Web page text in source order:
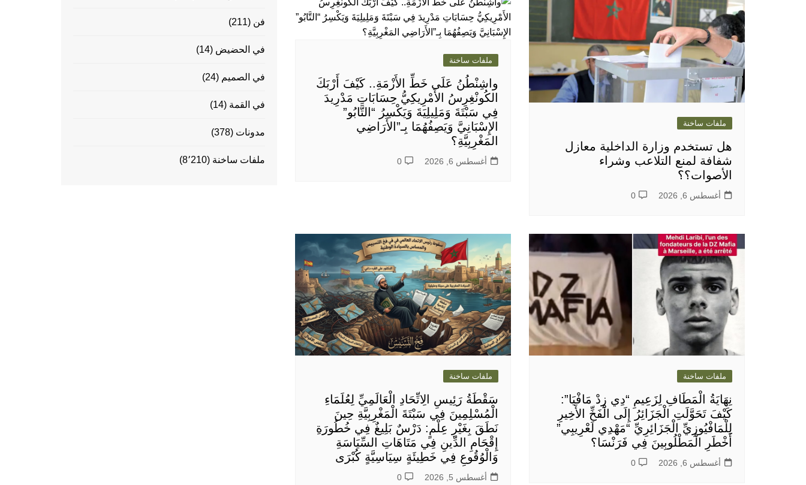
ملفات ساخنة
هل تستخدم وزارة الداخلية معازل
شفافة لمنع التلاعب وشراء
الأصوات؟؟
أغسطس 6, 2026 0
ملفات ساخنة
واشِنْطُنُ عَلَى خَطِّ الأَزْمَةِ.. كَيْفَ أَرْبَكَ
الكُونْغِرِسُ الأَمْرِيكِيُّ حِسَابَاتِ مَدْرِيدَ
فِي سَبْتَةَ وَمَلِيلِيَةَ وَيَكْسِرُ “التَّابُو”
الإِسْبَانِيَّ وَيَصِفُهُمَا بِـ”الأَرَاضِي
المَغْرِبِيَّةِ؟
أغسطس 6, 2026 0
ملفات ساخنة
نِهَايَةُ الْمَطَافِ لِزَعِيمِ “دِي زِدْ مَافْيَا”:
كَيْفَ تَحَوَّلَتِ الْجَزَائِرُ إِلَى الْفَخِّ الأَخِيرِ
لِلْمَافْيُوزِيِّ الْجَزَائِرِيِّ “مَهْدِي لَعْرِيبِي”
أَخْطَرِ الْمَطْلُوبِينَ فِي فَرَنْسَا؟
أغسطس 6, 2026 0
ملفات ساخنة
سَقْطَةُ رَئِيسِ الِاتِّحَادِ الْعَالَمِيِّ لِعُلَمَاءِ
الْمُسْلِمِينَ فِي سَبْتَةَ الْمَغْرِبِيَّةِ حِينَ
نَطَقَ بِغَيْرِ عِلْمٍ: دَرْسٌ بَلِيغٌ فِي خُطُورَةِ
إِقْحَامِ الدِّينِ فِي مَتَاهَاتِ السِّيَاسَةِ
وَالْوُقُوعِ فِي خَطِيئَةٍ سِيَاسِيَّةٍ كُبْرَى
أغسطس 5, 2026 0
فن (211)
في الحضيض (14)
في الصميم (24)
في القمة (14)
مدونات (378)
ملفات ساخنة (8٬210)